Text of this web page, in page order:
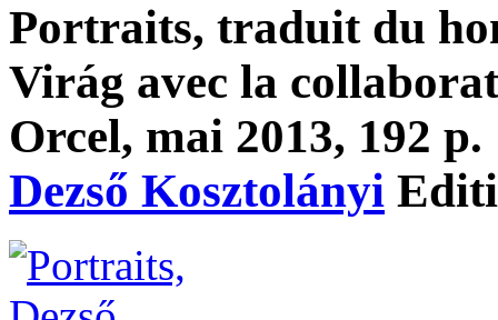
Portraits, traduit du
Virág avec la
Orcel, mai 2013, 192
Dezső Kosztolányi